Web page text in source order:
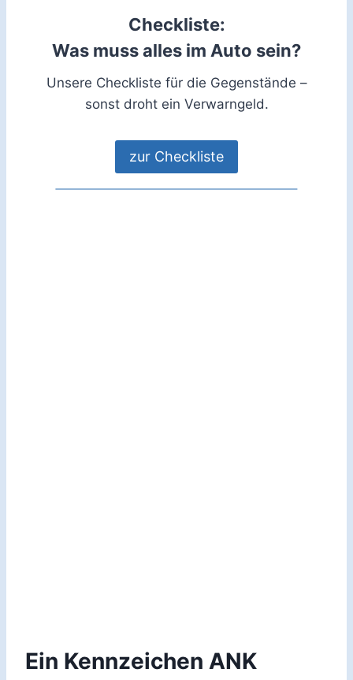
Checkliste:
Was muss alles im Auto sein?
Unsere Checkliste für die Gegenstände –
sonst droht ein Verwarngeld.
zur Checkliste
Ein Kennzeichen ANK